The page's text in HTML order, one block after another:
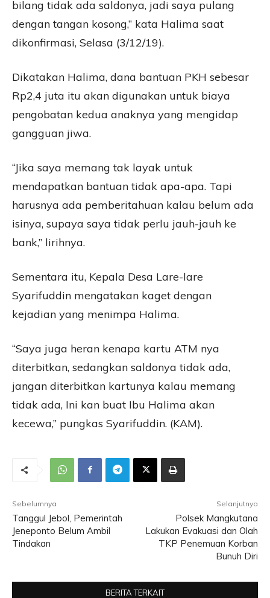
bilang tidak ada saldonya, jadi saya pulang
dengan tangan kosong,” kata Halima saat
dikonfirmasi, Selasa (3/12/19).
Dikatakan Halima, dana bantuan PKH sebesar
Rp2,4 juta itu akan digunakan untuk biaya
pengobatan kedua anaknya yang mengidap
gangguan jiwa.
“Jika saya memang tak layak untuk
mendapatkan bantuan tidak apa-apa. Tapi
harusnya ada pemberitahuan kalau belum ada
isinya, supaya saya tidak perlu jauh-jauh ke
bank,” lirihnya.
Sementara itu, Kepala Desa Lare-lare
Syarifuddin mengatakan kaget dengan
kejadian yang menimpa Halima.
“Saya juga heran kenapa kartu ATM nya
diterbitkan, sedangkan saldonya tidak ada,
jangan diterbitkan kartunya kalau memang
tidak ada, Ini kan buat Ibu Halima akan
kecewa,” pungkas Syarifuddin. (KAM).
Sebelumnya
Tanggul Jebol, Pemerintah
Jeneponto Belum Ambil
Tindakan
Selanjutnya
Polsek Mangkutana
Lakukan Evakuasi dan Olah
TKP Penemuan Korban
Bunuh Diri
BERITA TERKAIT